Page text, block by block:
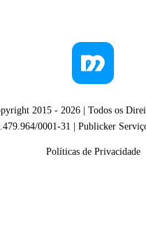
2015 - 2026 | Todos os
0001-31 | Publicker
Políticas de Privacidade